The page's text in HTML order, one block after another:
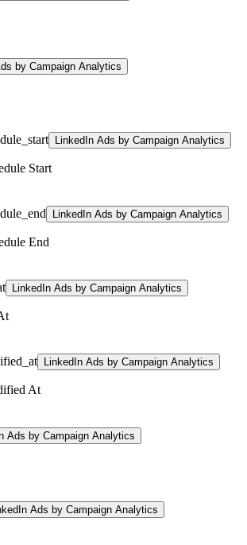
by Campaign Analytics
LinkedIn Ads by Campaign Analytics
Start
LinkedIn Ads by Campaign Analytics
End
LinkedIn Ads by Campaign Analytics
LinkedIn Ads by Campaign Analytics
At
Ads by Campaign Analytics
Ads by Campaign Analytics